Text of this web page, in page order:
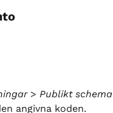
> Publikt schema
angivna koden.